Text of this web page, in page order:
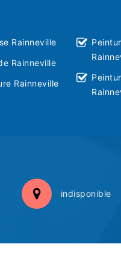
Rainneville
Rainneville
Rainneville
indisponible